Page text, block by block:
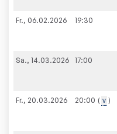
Fr., 06.02.2026 19:30
Sa., 14.03.2026 17:00
Fr., 20.03.2026 20:00 v